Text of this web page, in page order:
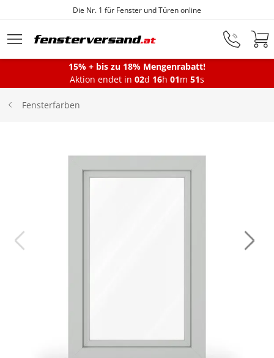
Zum Hauptinhalt springen
Die Nr. 1 für Fenster und Türen online
Fenster
Terrassentüren
Garagentore
15% + bis zu 18% Mengenrabatt!
Aktion endet in 02d 16h 01m 50s
Fensterfarben